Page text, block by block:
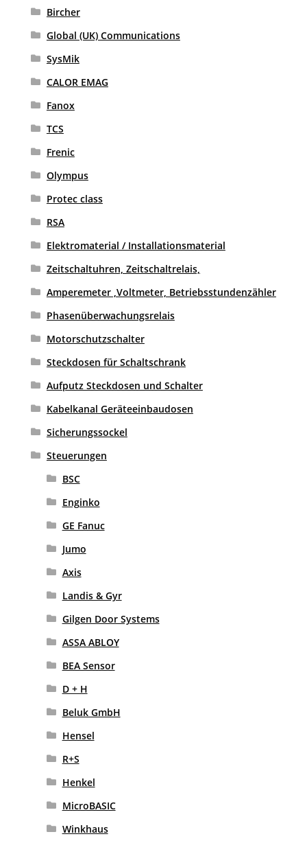
Bircher
Global (UK) Communications
SysMik
CALOR EMAG
Fanox
TCS
Frenic
Olympus
Protec class
RSA
Elektromaterial / Installationsmaterial
Zeitschaltuhren, Zeitschaltrelais,
Amperemeter ,Voltmeter, Betriebsstundenzähler
Phasenüberwachungsrelais
Motorschutzschalter
Steckdosen für Schaltschrank
Aufputz Steckdosen und Schalter
Kabelkanal Geräteeinbaudosen
Sicherungssockel
Steuerungen
BSC
Enginko
GE Fanuc
Jumo
Axis
Landis & Gyr
Gilgen Door Systems
ASSA ABLOY
BEA Sensor
D + H
Beluk GmbH
Hensel
R+S
Henkel
MicroBASIC
Winkhaus